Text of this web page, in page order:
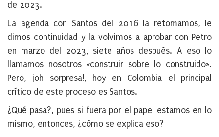
de 2023.
La agenda con Santos del 2016 la retomamos, le
dimos continuidad y la volvimos a aprobar con Petro
en marzo del 2023, siete años después. A eso lo
llamamos nosotros «construir sobre lo construido».
Pero, ¡oh sorpresa!, hoy en Colombia el principal
crítico de este proceso es Santos.
¿Qué pasa?, pues si fuera por el papel estamos en lo
mismo, entonces, ¿cómo se explica eso?